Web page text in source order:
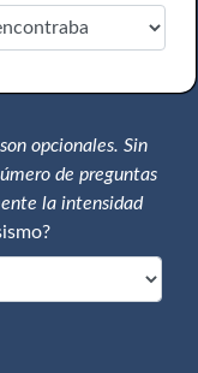
opcionales. Sin
de preguntas
la intensidad